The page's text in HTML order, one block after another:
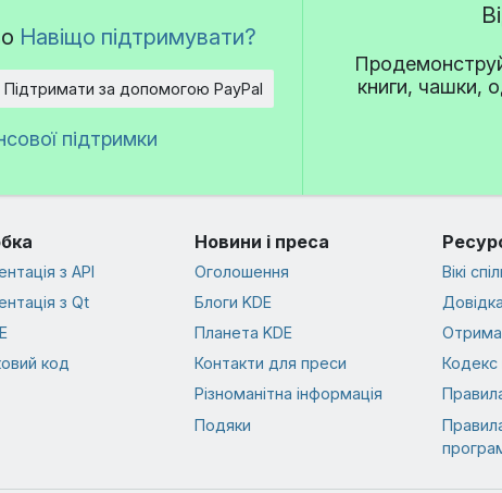
Навіщо підтримувати?
Сума
Підтримати за допомогою PayPal
підтримки
книги, чашки,
з API
з Qt
код
Новини і преса
Оголошення
Блоги KDE
Планета KDE
Контакти для преси
Різноманітна інформація
Подяки
Вікі
Довідка
Кодекс